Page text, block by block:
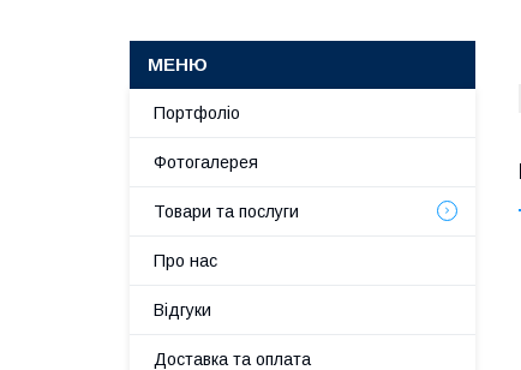
Портфоліо
Фотогалерея
Товари та послуги
Про нас
Відгуки
Доставка та оплата